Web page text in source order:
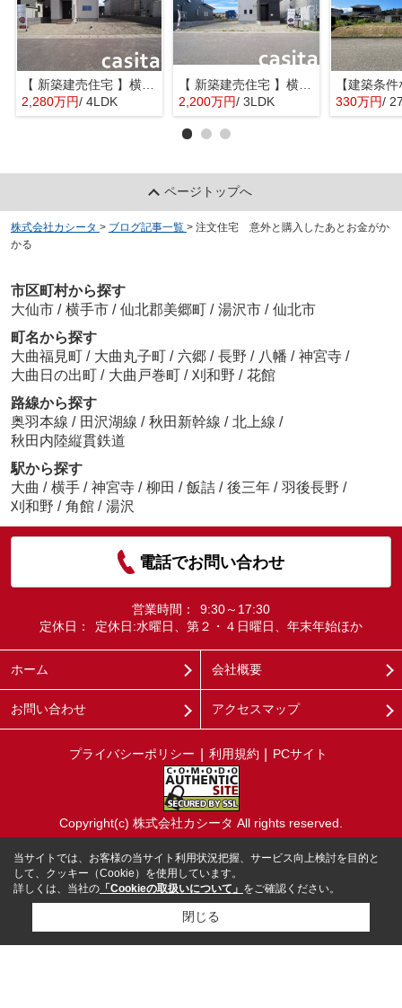
【 新築建売住宅 】横手市八幡字長者町No58 横手北小学校区のオール電化 4LDK
2,280万円/ 4LDK
【 新築建売住宅 】横手市八幡字長者町No50 横手北小学校区のオール電化 3LDK
2,200万円/ 3LDK 330万円/
ページトップへ
株式会社カシータ > ブログ記事一覧 > 注文住宅 意外と購入したあとお金がか
かる
市区町村から探す
大仙市 / 横手市 / 仙北郡美郷町 / 湯沢市 / 仙北市
町名から探す
大曲福見町 / 大曲丸子町 / 六郷 / 長野 / 八幡 / 神宮寺 /
大曲日の出町 / 大曲戸巻町 / 刈和野 / 花館
路線から探す
奥羽本線 / 田沢湖線 / 秋田新幹線 / 北上線 /
秋田内陸縦貫鉄道
駅から探す
大曲 / 横手 / 神宮寺 / 柳田 / 飯詰 / 後三年 / 羽後長野 /
刈和野 / 角館 / 湯沢
電話でお問い合わせ
営業時間：
9:30～17:30
定休日：
定休日:水曜日、第２・４日曜日、年末年始ほか
ホーム 会社概要
お問い合わせ アクセスマップ
プライバシーポリシー 利用規約 PCサイト
Copyright(c) 株式会社カシータ All rights reserved.
当サイトでは、お客様の当サイト利用状況把握、サービス向上検討を目的と
して、クッキー（Cookie）を使用しています。
詳しくは、当社の 「Cookieの取扱いについて」 をご確認ください。
閉じる